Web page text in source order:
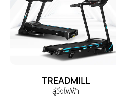
TREADMILL
ลู่วิ่งไฟฟ้า